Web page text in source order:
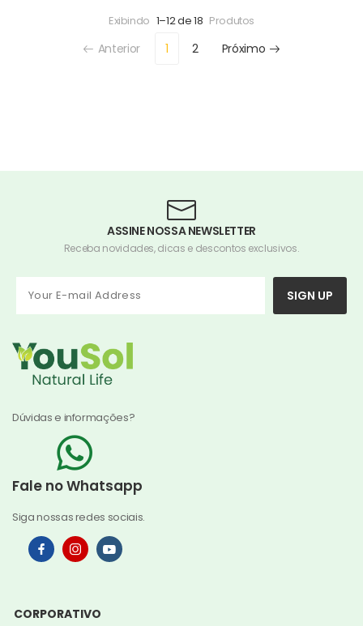
Exibindo 1–12 de 18 Produtos
Anterior 1 2 Próximo
ASSINE NOSSA NEWSLETTER
Receba novidades, dicas e descontos exclusivos.
SIGN UP
Dúvidas e informações?
Fale no Whatsapp
Siga nossas redes sociais.
CORPORATIVO